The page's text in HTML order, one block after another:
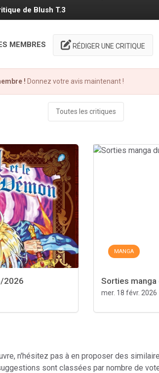
de Blush T.3
MEMBRES RÉDIGER UNE CRITIQUE
! Donnez votre avis maintenant !
Toutes les critiques
2026
MANGA
Sorties
mer. 18 févr. 2026
n'hésitez pas à en proposer des
sont classées par nombre de